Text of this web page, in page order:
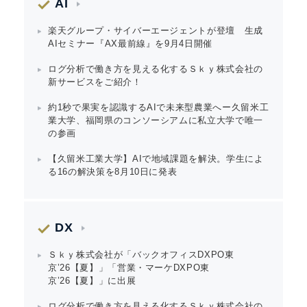
AI
楽天グループ・サイバーエージェントが登壇 生成
AIセミナー『AX最前線』を9月4日開催
ログ分析で働き方を見える化するＳｋｙ株式会社の
新サービスをご紹介！
約1秒で果実を認識するAIで未来型農業へー久留米工
業大学、福岡県のコンソーシアムに私立大学で唯一
の参画
【久留米工業大学】AIで地域課題を解決。学生によ
る16の解決策を8月10日に発表
DX
Ｓｋｙ株式会社が「バックオフィスDXPO東
京’26【夏】」「営業・マーケDXPO東
京’26【夏】」に出展